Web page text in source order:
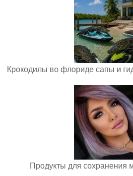
Крокодилы во флориде сапы и
Продукты для сохранения